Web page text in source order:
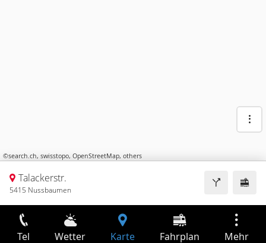
©search.ch, swisstopo, OpenStreetMap, others
Talackerstr.
5415 Nussbaumen
Tel Wetter Karte Fahrplan Mehr